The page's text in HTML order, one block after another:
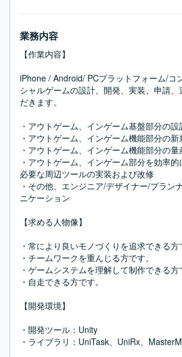
業務内容
【作業内容】
iPhone / Android/ PCプラットフォーム/コ
シャルゲームの設計、開発、実装、申請
だきます。
・アウトゲーム、インゲーム基盤部分の
・アウトゲーム、インゲーム機能部分の
・アウトゲーム、インゲーム機能部分の
・アウトゲーム、インゲーム部分を効率
必要な周辺ツールの実装および改修
・その他、エンジニア/デザイナー/プラン
ニケーション
【求める人物像】
・常により良いモノづくりを追求できる方
・チームワークを重んじる方です。
・ゲームシステムを理解して制作できる方
・自走できる方です。
【開発環境】
・開発ツール：Unity
・ライブラリ：UniTask、UniRx、